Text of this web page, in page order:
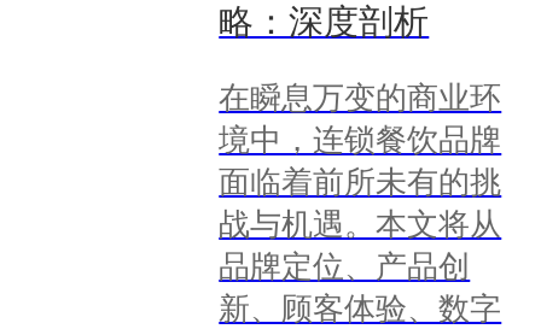
略：深度剖析
在瞬息万变的商业环
境中，连锁餐饮品牌
面临着前所未有的挑
战与机遇。本文将从
品牌定位、产品创
新、顾客体验、数字